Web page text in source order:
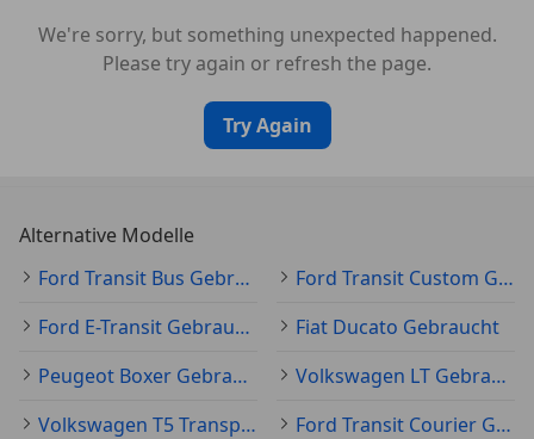
We're sorry, but something unexpected happened.
Please try again or refresh the page.
Try Again
Alternative Modelle
Ford Transit Bus Gebraucht
Ford Transit Custom Gebraucht
Ford E-Transit Gebraucht
Fiat Ducato Gebraucht
Peugeot Boxer Gebraucht
Volkswagen LT Gebraucht
Volkswagen T5 Transporter Gebraucht
Ford Transit Courier Gebraucht